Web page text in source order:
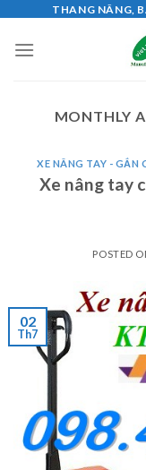
content
THANG NÂNG,
MONTHLY
XE NÂNG TAY - GẮN
Xe nâng tay
POSTED
02
Th7